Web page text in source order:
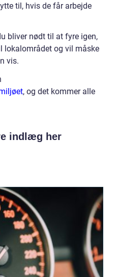
til, hvis de får arbejde
bliver nødt til at fyre igen,
lokalområdet og vil måske
vis.
, og det kommer alle
indlæg her